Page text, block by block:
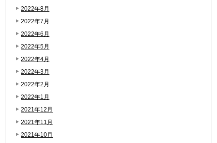
2022年8月
2022年7月
2022年6月
2022年5月
2022年4月
2022年3月
2022年2月
2022年1月
2021年12月
2021年11月
2021年10月